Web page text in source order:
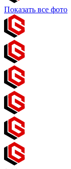
Показать все фото